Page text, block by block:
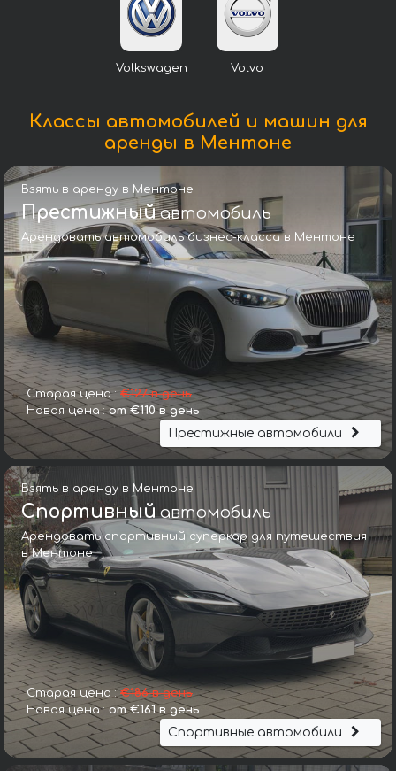
Volkswagen Volvo
Классы автомобилей и машин для
аренды в Ментоне
Взять в аренду в Ментоне
Престижныйавтомобиль
Арендовать автомобиль бизнес-класса в Ментоне
Старая цена : €127 в день
Новая цена :от €110 в день
Престижные автомобили
Взять в аренду в Ментоне
Спортивныйавтомобиль
Арендовать спортивный суперкар для путешествия
в Ментоне
Старая цена :€186 в день
Новая цена : от €161 в день
Спортивные автомобили